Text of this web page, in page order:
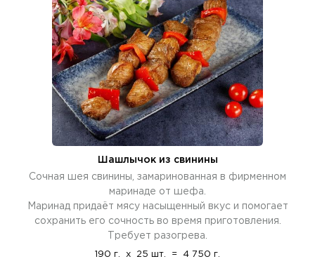
Шашлычок из свинины
Сочная шея свинины, замаринованная в фирменном
маринаде от шефа.
Маринад придаёт мясу насыщенный вкус и помогает
сохранить его сочность во время приготовления.
Требует разогрева.
190 г. x 25 шт. = 4 750 г.